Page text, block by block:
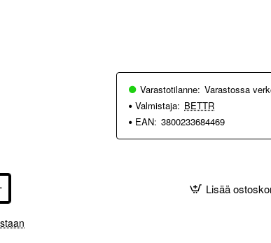
Varastotilanne: Varastossa
Valmistaja: BETTR
EAN: 3800233684469
Lisää